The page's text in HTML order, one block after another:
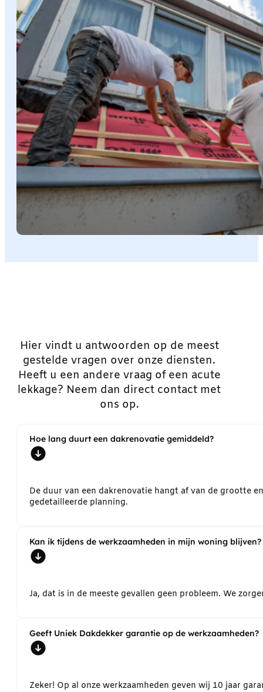
Hier vindt u antwoorden op de meest
gestelde vragen over onze diensten.
Heeft u een andere vraag of een acute
lekkage? Neem dan direct contact met
ons op.
Hoe lang duurt een dakrenovatie gemiddeld?
De duur van een dakrenovatie hangt af van de grootte
gedetailleerde planning.
Kan ik tijdens de werkzaamheden in mijn woning blijven?
Ja, dat is in de meeste gevallen geen probleem. We
Geeft Uniek Dakdekker garantie op de werkzaamheden?
Zeker! Op al onze werkzaamheden geven wij 10 jaar